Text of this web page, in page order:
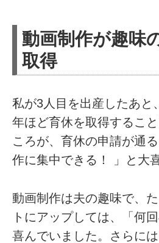
動画制作が趣味
取得
私が3人目を出産したあと
年ほど育休を取得するこ
ころが、育休の申請が通
作に集中できる！ 」と大喜
動画制作は夫の趣味で、
トにアップしては、「何
喜んでいました。さらに